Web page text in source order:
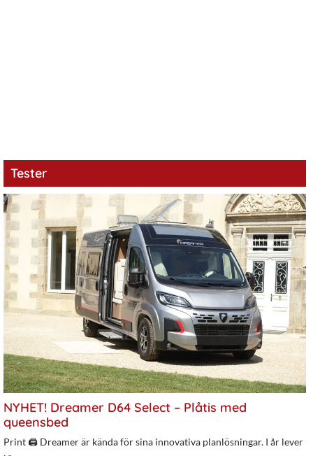
Tester
NYHET! Dreamer D64 Select – Plåtis med
queensbed
Print 🖨 Dreamer är kända för sina innovativa planlösningar. I år lever